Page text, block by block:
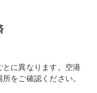
に異なります。空港
をご確認ください。